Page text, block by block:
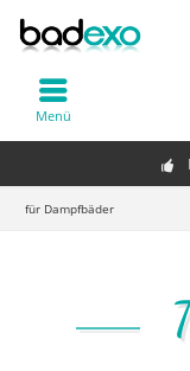
Menü
für Dampfbäder